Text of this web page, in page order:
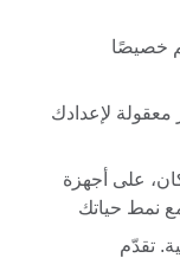
خصيصًا
معقولة لإعدادك
على أجهزة
نمط حياتك
تقدّم